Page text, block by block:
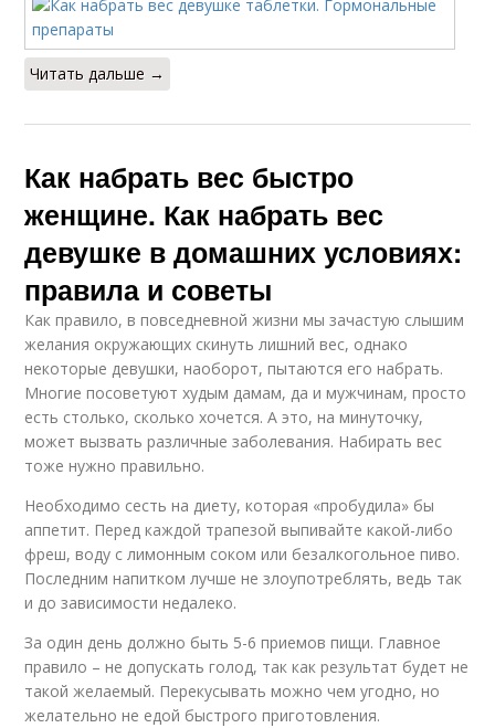
Читать дальше →
Как набрать вес быстро
женщине. Как набрать вес
девушке в домашних условиях:
правила и советы
Как правило, в повседневной жизни мы зачастую слышим
желания окружающих скинуть лишний вес, однако
некоторые девушки, наоборот, пытаются его набрать.
Многие посоветуют худым дамам, да и мужчинам, просто
есть столько, сколько хочется. А это, на минуточку,
может вызвать различные заболевания. Набирать вес
тоже нужно правильно.
Необходимо сесть на диету, которая «пробудила» бы
аппетит. Перед каждой трапезой выпивайте какой-либо
фреш, воду с лимонным соком или безалкогольное пиво.
Последним напитком лучше не злоупотреблять, ведь так
и до зависимости недалеко.
За один день должно быть 5-6 приемов пищи. Главное
правило – не допускать голод, так как результат будет не
такой желаемый. Перекусывать можно чем угодно, но
желательно не едой быстрого приготовления.